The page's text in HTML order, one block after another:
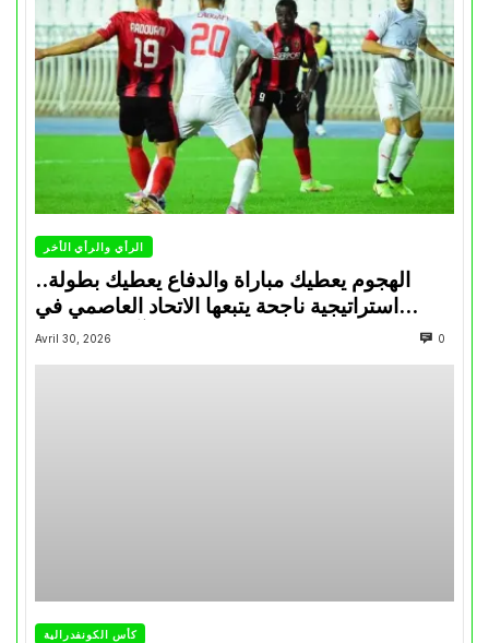
الرأي والرأي الأخر
الهجوم يعطيك مباراة والدفاع يعطيك بطولة..
استراتيجية ناجحة يتبعها الاتحاد العاصمي في
تتويجاته آخر السنوات
Avril 30, 2026 0
كأس الكونفدرالية